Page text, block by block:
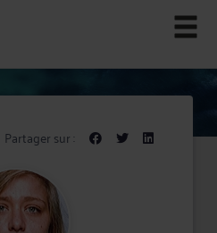
Partager sur :